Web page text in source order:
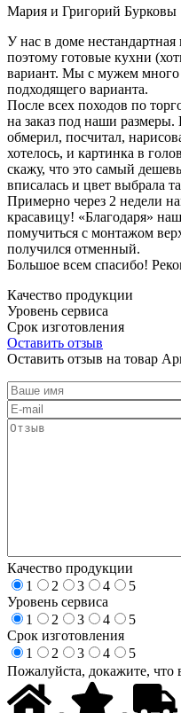
Мария и Григорий Бурковы
У нас в доме
поэтому готовые кухни
вариант. Мы с мужем
подходящего варианта.
После всех походов по
на заказ под наши
обмерил, посчитал,
хотелось, и картинка в
скажу, что это самый
вписалась и цвет выбрала
Примерно через 2 недели
красавицу! «Благодаря»
помучиться с монтажом
получился отменный.
Большое всем спасибо!
Качество продукции
Уровень сервиса
Срок изготовления
Оставить отзыв
Оставить отзыв на товар
Качество продукции
1
2 3 4
5
Уровень сервиса
1
2 3 4
5
Срок изготовления
1
2 3 4
5
Пожалуйста, докажите, что